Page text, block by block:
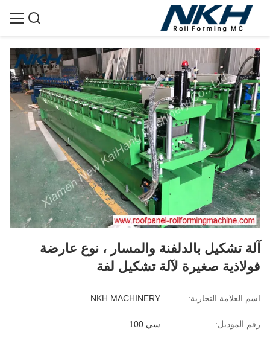
آلة تشكيل بالدلفنة والمسار ، نوع عارضة
فولاذية صغيرة لآلة تشكيل لفة
اسم العلامة التجارية: NKH MACHINERY
رقم الموديل: سي 100